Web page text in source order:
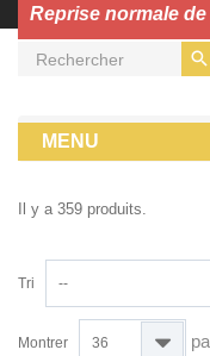
Reprise normale
MENUVinyle
Il y a 359 produits.
Tri --
Montrer 36